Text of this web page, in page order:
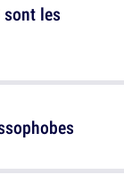
sont les